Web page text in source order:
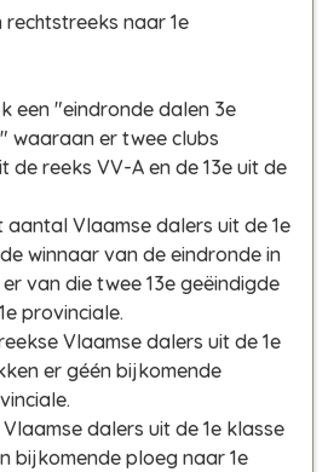
naar 1e
een "eindronde dalen 3e
waaraan er twee clubs
de reeks VV-A en de 13e uit de
Vlaamse dalers uit de 1e
winnaar van de eindronde in
van die twee 13e geëindigde
provinciale.
Vlaamse dalers uit de 1e
er géén bijkomende
dalers uit de 1e klasse
bijkomende ploeg naar 1e